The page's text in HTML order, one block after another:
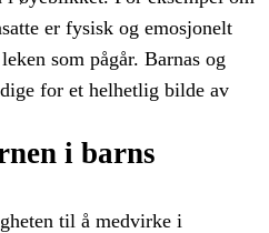
er fysisk og emosjonelt
som pågår. Barnas og
for et helhetlig bilde av
i barns
til å medvirke i